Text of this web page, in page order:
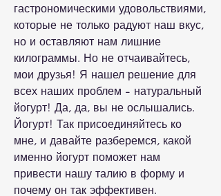
гастрономическими удовольствиями,
которые не только радуют наш вкус,
но и оставляют нам лишние
килограммы. Но не отчаивайтесь,
мои друзья! Я нашел решение для
всех наших проблем - натуральный
йогурт! Да, да, вы не ослышались.
Йогурт! Так присоединяйтесь ко
мне, и давайте разберемся, какой
именно йогурт поможет нам
привести нашу талию в форму и
почему он так эффективен.